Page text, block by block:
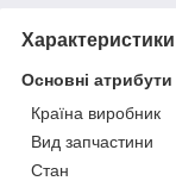
Характеристики
Основні атрибути
Країна виробник
Вид запчастини
Стан